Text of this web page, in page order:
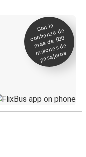
Con la
confianza de
más de 500
millones de
pasajeros